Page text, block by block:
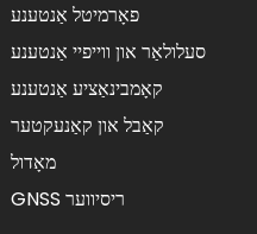
פאָרמיטל אַנטענע
סעלולאַר און ווייפיי אַנטענע
קאָמבינאַציע אַנטענע
קאַבל און קאַנעקטער
מאָדול
GNSS ריסיווער